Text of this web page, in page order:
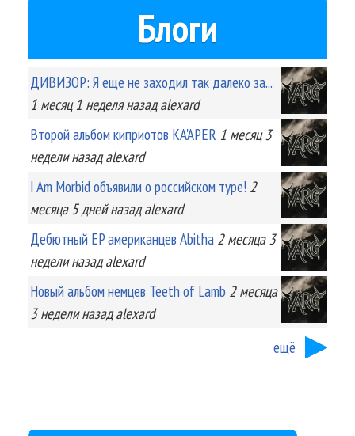
Блоги
ДИВИЗОР: Я еще не заходил так далеко за...
1 месяц 1 неделяназад alexard
Второй альбом киприотов KA'APER 1 месяц 3
неделиназад alexard
I Am Morbid объявили о российском туре! 2
месяца 5 днейназад alexard
Дебютный EP американцев Abitha 2 месяца 3
неделиназад alexard
Новый альбом немцев Teeth of Lamb 2 месяца
3 неделиназад alexard
ещё